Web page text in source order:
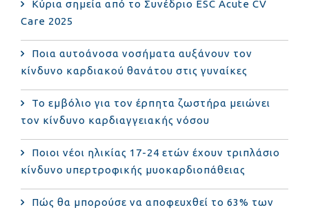
Κύρια σημεία από το Συνέδριο ESC Acute CV
Care 2025
Ποια αυτοάνοσα νοσήματα αυξάνουν τον
κίνδυνο καρδιακού θανάτου στις γυναίκες
Το εμβόλιο για τον έρπητα ζωστήρα μειώνει
τον κίνδυνο καρδιαγγειακής νόσου
Ποιοι νέοι ηλικίας 17-24 ετών έχουν τριπλάσιο
κίνδυνο υπερτροφικής μυοκαρδιοπάθειας
Πώς θα μπορούσε να αποφευχθεί το 63% των